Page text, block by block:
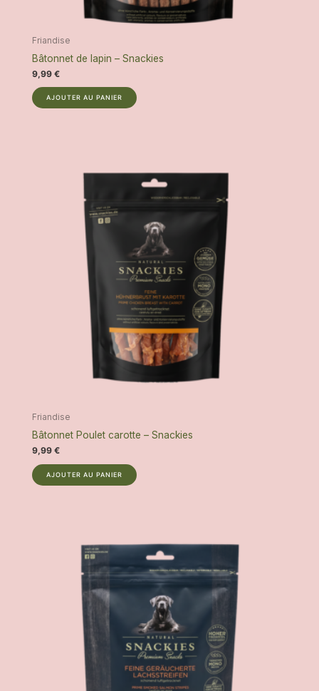
Friandise
Bâtonnet de lapin – Snackies
9,99€
AJOUTER AU PANIER
Friandise
Bâtonnet Poulet carotte – Snackies
9,99€
AJOUTER AU PANIER